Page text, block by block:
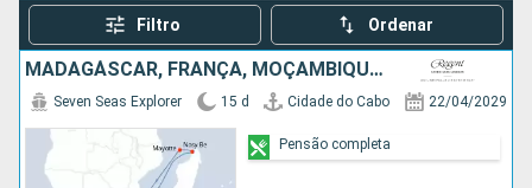
Filtro Ordenar
MADAGÁSCAR, FRANÇA, MOÇAMBIQUE, AFRICA DO SUL
Seven Seas Explorer 15 d Cidade do Cabo 22/04/2029
Pensão completa